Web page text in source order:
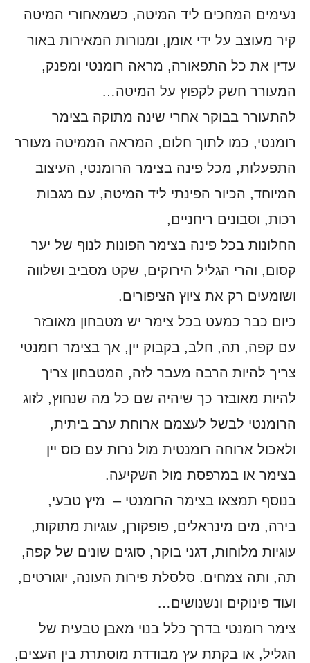
נעימים המחכים ליד המיטה, כשמאחורי המיטה
קיר מעוצב על ידי אומן, ומנורות המאירות באור
עדין את כל התפאורה, מראה רומנטי ומפנק,
המעורר חשק לקפוץ על המיטה…
להתעורר בבוקר אחרי שינה מתוקה בצימר
רומנטי, כמו לתוך חלום, המראה הממיטה מעורר
התפעלות, מכל פינה בצימר הרומנטי, העיצוב
המיוחד, הכיור הפינתי ליד המיטה, עם מגבות
רכות, וסבונים ריחניים,
החלונות בכל פינה בצימר הפונות לנוף של יער
קסום, והרי הגליל הירוקים, שקט מסביב ושלווה
ושומעים רק את ציוץ הציפורים.
כיום כבר כמעט בכל צימר יש מטבחון מאובזר
עם קפה, תה, חלב, בקבוק יין, אך בצימר רומנטי
צריך להיות הרבה מעבר לזה, המטבחון צריך
להיות מאובזר כך שיהיה שם כל מה שנחוץ, לזוג
הרומנטי לבשל לעצמם ארוחת ערב ביתית,
ולאכול ארוחה רומנטית מול נרות עם כוס יין
בצימר או במרפסת מול השקיעה.
בנוסף תמצאו בצימר הרומנטי – מיץ טבעי,
בירה, מים מינראלים, פופקורן, עוגיות מתוקות,
עוגיות מלוחות, דגני בוקר, סוגים שונים של קפה,
תה, ותה צמחים. סלסלת פירות העונה, יוגורטים,
ועוד פינוקים ונשנושים…
צימר רומנטי בדרך כלל בנוי מאבן טבעית של
הגליל, או בקתת עץ מבודדת מוסתרת בין העצים,